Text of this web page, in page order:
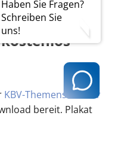
Haben Sie Fragen?
Schreiben Sie
uns!
KBV-Themenseite zur
bereit, Plakat